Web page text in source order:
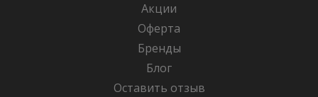
Акции
Оферта
Бренды
Блог
Оставить отзыв